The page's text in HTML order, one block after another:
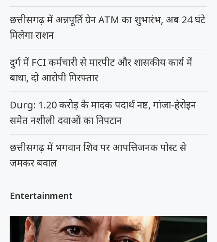
छत्तीसगढ़ में अन्नपूर्ति ग्रेन ATM का शुभारंभ, अब 24 घंटे
मिलेगा राशन
दुर्ग में FCI कर्मचारी से मारपीट और शासकीय कार्य में
बाधा, दो आरोपी गिरफ्तार
Durg: 1.20 करोड़ के मादक पदार्थ नष्ट, गांजा-हेरोइन
समेत नशीली दवाओं का निपटान
छत्तीसगढ़ में भगवान शिव पर आपत्तिजनक पोस्ट से
जमकर बवाल
Entertainment